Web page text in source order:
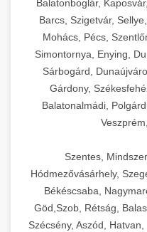
Balatonboglár,
Barcs, Szigetvár,
Mohács, Pécs,
Simontornya, Enying,
Sárbogárd,
Gárdony,
Balatonalmádi,
Szentes,
Hódmezővásárhely,
Békéscsaba,
Göd,Szob, Rétság,
Szécsény, Aszód,